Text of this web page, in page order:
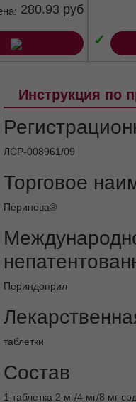
продукты и
Литий
препараты (НПВП),
числе
Другие
вазодилататоры
Трициклические
(нейролептики)/
Симпатомиметики
Стабильная
Нарушение
Пациенты на
Повышенная
280.93 руб
✓
Инструкция по
ЛСР-008961/09
Торговое
Перинева®
Периндоприл
таблетки
Состав
1 таблетка 2 мг/4 мг/8 мг